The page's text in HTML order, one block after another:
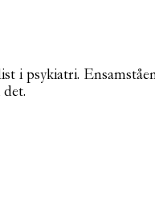
i psykiatri.